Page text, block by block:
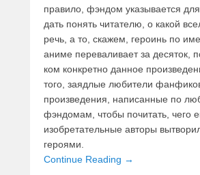
правило, фэндом указывается
дать понять читателю, о какой
речь, а то, скажем, героинь по
аниме переваливает за десяток,
ком конкретно данное
того, заядлые любители
произведения, написанные по
фэндомам, чтобы почитать, чего
изобретательные авторы
героями.
Continue Reading →